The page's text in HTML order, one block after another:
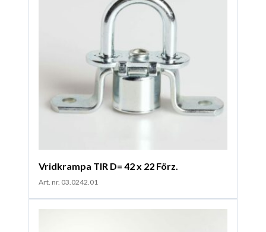
Vridkrampa TIR D= 42 x 22 Förz.
Art. nr. 03.0242.01